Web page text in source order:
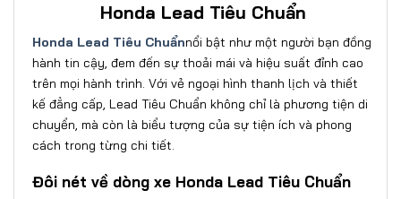
Honda Lead Tiêu Chuẩn
Honda Lead Tiêu Chuẩnnổi bật như một người bạn đồng
hành tin cậy, đem đến sự thoải mái và hiệu suất đỉnh cao
trên mọi hành trình. Với vẻ ngoại hình thanh lịch và thiết
kế đẳng cấp, Lead Tiêu Chuẩn không chỉ là phương tiện di
chuyển, mà còn là biểu tượng của sự tiện ích và phong
cách trong từng chi tiết.
Đôi nét về dòng xe Honda Lead Tiêu Chuẩn